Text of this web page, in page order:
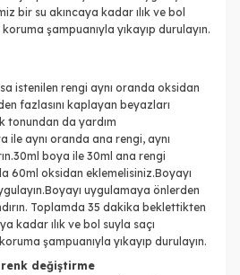
bir su akıncaya kadar ılık ve bol
şampuanıyla yıkayıp durulayın.
istenilen rengi aynı oranda oksidan
fazlasını kaplayan beyazları
tonundan da yardım
ile aynı oranda ana rengi, aynı
boya ile 30ml ana rengi
60ml oksidan eklemelisiniz.Boyayı
uygulamaya önlerden
Toplamda 35 dakika beklettikten
kadar ılık ve bol suyla saçı
şampuanıyla yıkayıp durulayın.
renk değiştirme